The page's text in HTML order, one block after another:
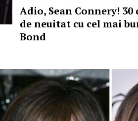
Adio, Sean Connery!
de neuitat cu cel mai
Bond